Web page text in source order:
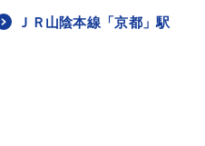
ＪＲ山陰本線「京都」駅